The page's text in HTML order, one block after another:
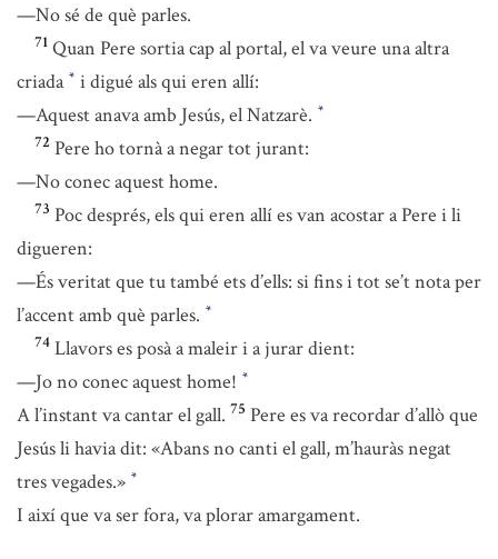
—No sé de què parles.
71 Quan Pere sortia cap al portal, el va veure una altra
criada * i digué als qui eren allí:
—Aquest anava amb Jesús, el Natzarè. *
72 Pere ho tornà a negar tot jurant:
—No conec aquest home.
73 Poc després, els qui eren allí es van acostar a Pere i li
digueren:
—És veritat que tu també ets d’ells: si fins i tot se’t nota per
l’accent amb què parles. *
74 Llavors es posà a maleir i a jurar dient:
—Jo no conec aquest home! *
A l’instant va cantar el gall. 75 Pere es va recordar d’allò que
Jesús li havia dit: «Abans no canti el gall, m’hauràs negat
tres vegades.» *
I així que va ser fora, va plorar amargament.